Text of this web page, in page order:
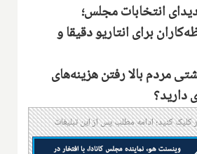
انتخابات مجلس؛
برای انتاریو دقیقا و
مردم بالا رفتن هزینه‌های
دارید؟
کنید؛ ادامه مطلب پس از این تبلیغات